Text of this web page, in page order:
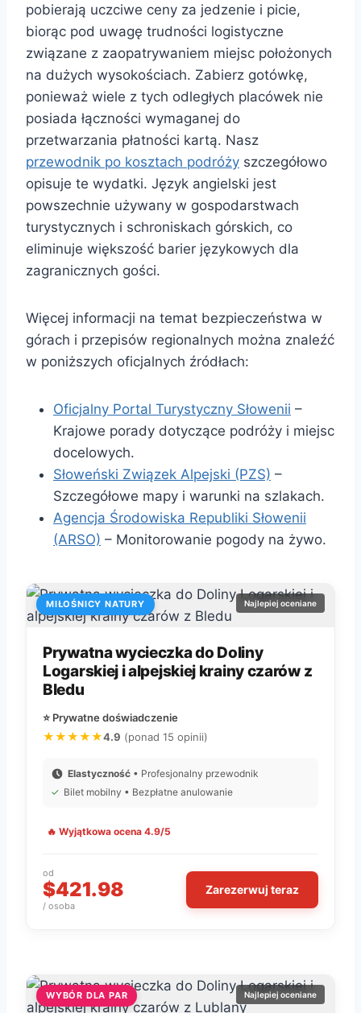
pobierają uczciwe ceny za jedzenie i picie,
biorąc pod uwagę trudności logistyczne
związane z zaopatrywaniem miejsc położonych
na dużych wysokościach. Zabierz gotówkę,
ponieważ wiele z tych odległych placówek nie
posiada łączności wymaganej do
przetwarzania płatności kartą. Nasz
przewodnik po kosztach podróży szczegółowo
opisuje te wydatki. Język angielski jest
powszechnie używany w gospodarstwach
turystycznych i schroniskach górskich, co
eliminuje większość barier językowych dla
zagranicznych gości.
Więcej informacji na temat bezpieczeństwa w
górach i przepisów regionalnych można znaleźć
w poniższych oficjalnych źródłach:
Oficjalny Portal Turystyczny Słowenii –
Krajowe porady dotyczące podróży i miejsc
docelowych.
Słoweński Związek Alpejski (PZS) –
Szczegółowe mapy i warunki na szlakach.
Agencja Środowiska Republiki Słowenii
(ARSO) – Monitorowanie pogody na żywo.
MIŁOŚNICY NATURY Najlepiej oceniane
Prywatna wycieczka do Doliny
Logarskiej i alpejskiej krainy czarów z
Bledu
⭐ Prywatne doświadczenie
★★★★★4.9 (ponad 15 opinii)
Elastyczność • Profesjonalny przewodnik
✓ Bilet mobilny • Bezpłatne anulowanie
🔥 Wyjątkowa ocena 4.9/5
od
$421.98
/ osoba
Zarezerwuj teraz
WYBÓR DLA PAR Najlepiej oceniane